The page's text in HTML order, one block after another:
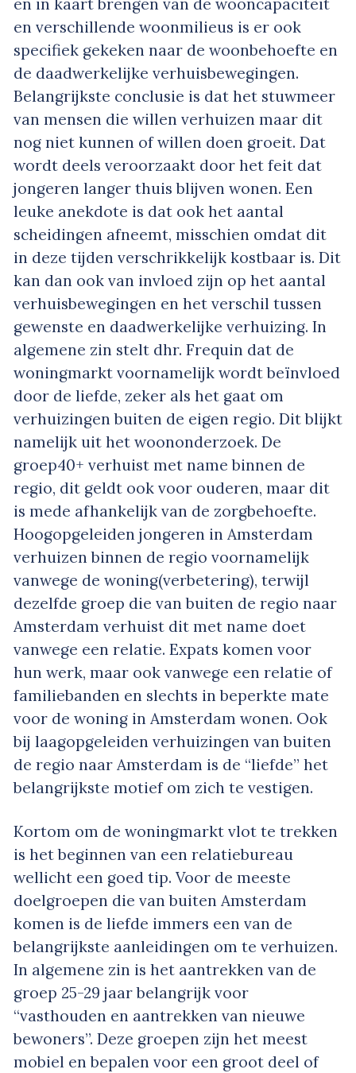
en in kaart brengen van de wooncapaciteit
en verschillende woonmilieus is er ook
specifiek gekeken naar de woonbehoefte en
de daadwerkelijke verhuisbewegingen.
Belangrijkste conclusie is dat het stuwmeer
van mensen die willen verhuizen maar dit
nog niet kunnen of willen doen groeit. Dat
wordt deels veroorzaakt door het feit dat
jongeren langer thuis blijven wonen. Een
leuke anekdote is dat ook het aantal
scheidingen afneemt, misschien omdat dit
in deze tijden verschrikkelijk kostbaar is. Dit
kan dan ook van invloed zijn op het aantal
verhuisbewegingen en het verschil tussen
gewenste en daadwerkelijke verhuizing. In
algemene zin stelt dhr. Frequin dat de
woningmarkt voornamelijk wordt beïnvloed
door de liefde, zeker als het gaat om
verhuizingen buiten de eigen regio. Dit blijkt
namelijk uit het woononderzoek. De
groep40+ verhuist met name binnen de
regio, dit geldt ook voor ouderen, maar dit
is mede afhankelijk van de zorgbehoefte.
Hoogopgeleiden jongeren in Amsterdam
verhuizen binnen de regio voornamelijk
vanwege de woning(verbetering), terwijl
dezelfde groep die van buiten de regio naar
Amsterdam verhuist dit met name doet
vanwege een relatie. Expats komen voor
hun werk, maar ook vanwege een relatie of
familiebanden en slechts in beperkte mate
voor de woning in Amsterdam wonen. Ook
bij laagopgeleiden verhuizingen van buiten
de regio naar Amsterdam is de “liefde” het
belangrijkste motief om zich te vestigen.
Kortom om de woningmarkt vlot te trekken
is het beginnen van een relatiebureau
wellicht een goed tip. Voor de meeste
doelgroepen die van buiten Amsterdam
komen is de liefde immers een van de
belangrijkste aanleidingen om te verhuizen.
In algemene zin is het aantrekken van de
groep 25-29 jaar belangrijk voor
“vasthouden en aantrekken van nieuwe
bewoners”. Deze groepen zijn het meest
mobiel en bepalen voor een groot deel of